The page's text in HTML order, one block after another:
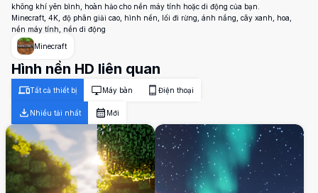
không khí yên bình, hoàn hảo cho nền máy tính hoặc di động của bạn.
Minecraft, 4K, độ phân giải cao, hình nền, lối đi rừng, ánh nắng, cây xanh, hoa,
nền máy tính, nền di động
Minecraft
Hình nền HD liên quan
Tất cả thiết bị Máy bàn Điện thoại
Nhiều tải nhất Mới